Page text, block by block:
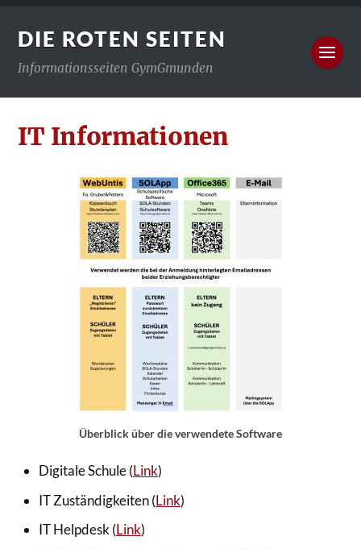
DIE ROTEN SEITEN
Informationsseiten GymGmunden
IT Informationen
Überblick über die verwendete Software
Digitale Schule (Link)
IT Zuständigkeiten (Link)
IT Helpdesk (Link)